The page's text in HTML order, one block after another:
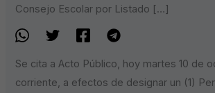
Consejo Escolar por Listado […]
Se cita a Acto Público, hoy martes 10 de
corriente, a efectos de designar un (1)